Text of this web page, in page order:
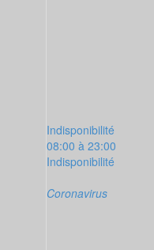
Indisponibilité
08:00 à 23:00
Indisponibilité
Coronavirus